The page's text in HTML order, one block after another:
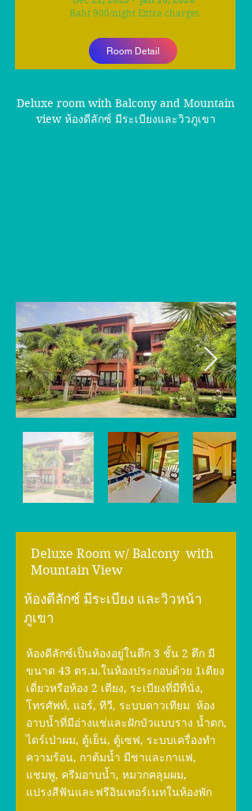
Baht 900/night Extra charges
Room Detail
Deluxe room with Balcony and Mountain
view ห้องดีลักซ์ มีระเบียงและวิวภูเขา
Deluxe Room w/ Balcony with
Mountain View
ห้องดีลักซ์ มีระเบียง และวิวหน้า
ภูเขา
ห้องดีลักซ์เป็นห้องอยู่ในตึก 3 ชั้น 2 ตึก มี
ขนาด 43 ตร.ม.ในห้องประกอบด้วย 1เตียง
เดี่ยวหรือห้อง 2 เตียง, ระเบียงที่มีที่นั่ง,
โทรศัพท์, แอร์, ทีวี, ระบบดาวเทียม ห้อง
อาบน้ำที่มีอ่างแช่และฝักบัวแบบราง น้ำตก,
ไดร์เป่าผม, ตู้เย็น, ตู้เซฟ, ระบบเครื่องทำ
ความร้อน, กาต้มน้ำ มีชาและกาแฟ,
แชมพู, ครีมอาบน้ำ, หมวกคลุมผม,
แปรงสีฟันและฟรีอินเทอร์เนทในห้องพัก